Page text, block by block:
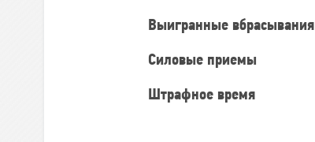
Выигранные вбрасывания
Силовые приемы
Штрафное время